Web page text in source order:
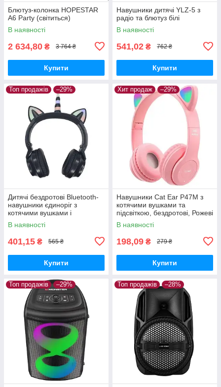
Блютуз-колонка HOPESTAR
A6 Party (світиться)
В наявності
2 634,80 ₴ 3 764 ₴
Купити
Навушники дитячі YLZ-5 з
радіо та блютуз білі
В наявності
541,02 ₴ 762 ₴
Купити
Топ продажів –29%
Дитячі бездротові Bluetooth-
навушники єдиноріг з
котячими вушками і
підсвічуванням cat ear STN-
27 Чорні
В наявності
401,15 ₴ 565 ₴
Купити
Хит продаж –29%
Навушники Cat Ear P47M з
котячими вушками та
підсвіткою, бездротові, Рожеві
В наявності
198,09 ₴ 279 ₴
Купити
Топ продажів –29% Топ продажів –28%